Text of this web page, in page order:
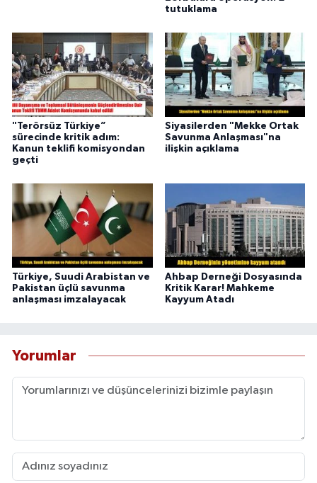
tutuklama
"Terörsüz Türkiye”
sürecinde kritik adım:
Kanun teklifi komisyondan
geçti
Siyasilerden "Mekke Ortak
Savunma Anlaşması"na
ilişkin açıklama
Türkiye, Suudi Arabistan ve
Pakistan üçlü savunma
anlaşması imzalayacak
Ahbap Derneği Dosyasında
Kritik Karar! Mahkeme
Kayyum Atadı
Yorumlar